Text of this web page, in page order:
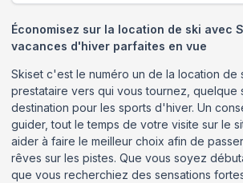
Économisez sur la location de ski avec
vacances d'hiver parfaites en vue
Skiset c'est le numéro un de la location de
prestataire vers qui vous tournez, quelque
destination pour les sports d'hiver. Un
guider, tout le temps de votre visite sur le
aider à faire le meilleur choix afin de
rêves sur les pistes. Que vous soyez
que vous recherchiez des sensations